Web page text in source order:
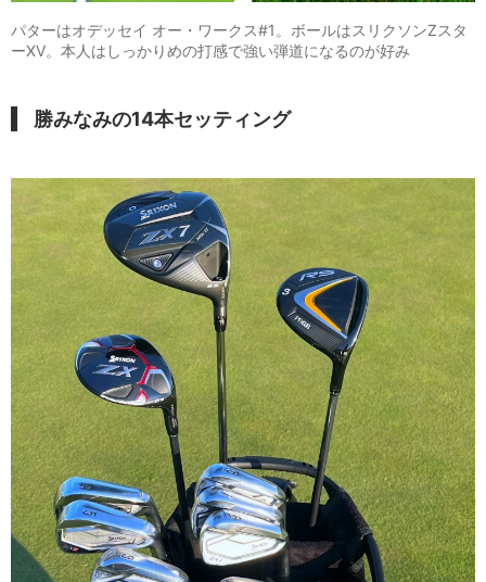
パターはオデッセイ オー・ワークス#1。ボールはスリクソンZスタ
ーXV。本人はしっかりめの打感で強い弾道になるのが好み
勝みなみの14本セッティング